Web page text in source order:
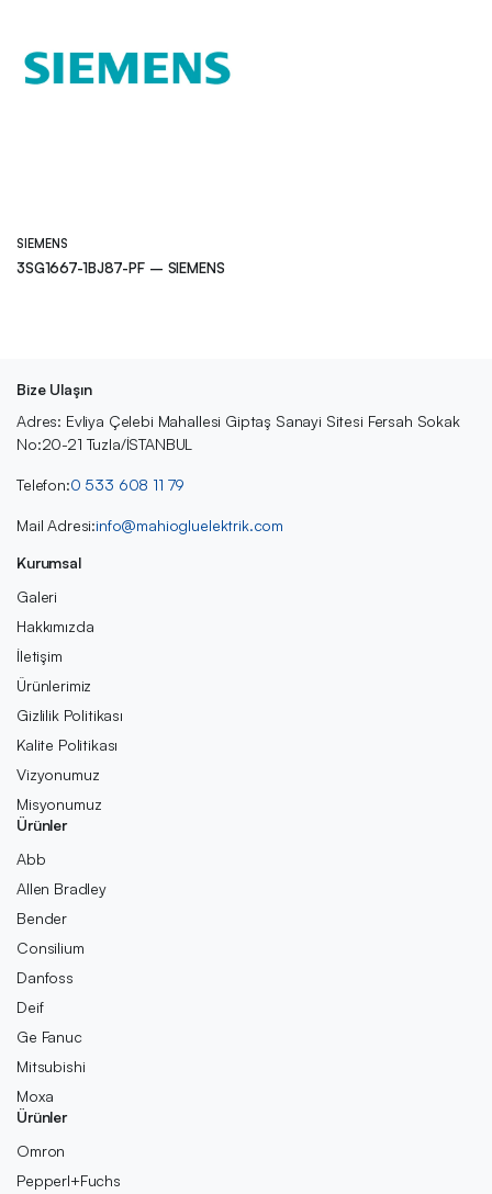
SIEMENS
3SG1667-1BJ87-PF – SIEMENS
Bize Ulaşın
Adres: Evliya Çelebi Mahallesi Giptaş Sanayi Sitesi Fersah Sokak
No:20-21 Tuzla/İSTANBUL
Telefon:0 533 608 11 79
Mail Adresi:info@mahiogluelektrik.com
Kurumsal
Galeri
Hakkımızda
İletişim
Ürünlerimiz
Gizlilik Politikası
Kalite Politikası
Vizyonumuz
Misyonumuz
Ürünler
Abb
Allen Bradley
Bender
Consilium
Danfoss
Deif
Ge Fanuc
Mitsubishi
Moxa
Ürünler
Omron
Pepperl+Fuchs